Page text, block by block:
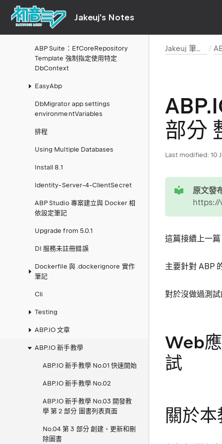
Jakeuj's Notes
ABP Suite：自訂 Entity Consts 的
最佳做法
ABP Suite：EfCoreRepository
Template 強制指定使用特定
DbContext
EasyAbp
DbMigrator app settings
environmentVariables
排程
Using Multiple Databases
Install 8.1
Identity-Server-4-ClientSecret
ABP Studio 專案建立與 Docker 相
依設定筆記
Upgrade from 5.0.1
DI 服務未註冊錯誤
Dockerfile 與 .dockerignore 實作
筆記
Cli
Testing
ABP.IO 文章
ABP.IO 新手教學
ABP.IO 新手教學 No.01 快速開始
ABP.IO 新手教學 No.02
ABP.IO 新手教學 No.03 開發教
學 第 2 部分 圖書列表頁面
No.04 第 3 部分 創建、更新和刪
除圖書
Jakeuj 筆記本
部分
Last modified: 10
原文發
https://
這篇接續上一
主要針對 ABP
對於沒做過測
Web
試
關於